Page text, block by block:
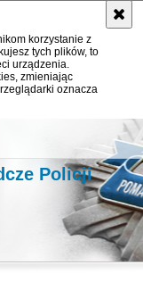
korzystanie z
tych plików, to
urządzenia.
zmieniając
oznacza
Policji